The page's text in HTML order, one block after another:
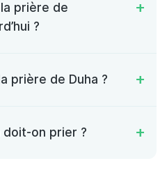
prière de
?
prière de Duha ?
doit-on prier ?